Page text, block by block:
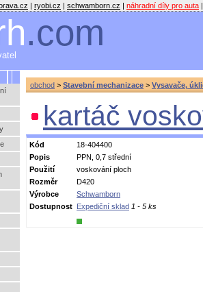
| ryobi.cz | schwamborn.cz | náhradní díly pro auta |
.com
obchod > Stavební mechanizace > Vysavače,
kartáč
Kód
18-404400
Popis
PPN, 0,7 střední
Použití
voskování ploch
Rozměr
D420
Výrobce
Schwamborn
Dostupnost Expediční sklad 1 - 5 ks